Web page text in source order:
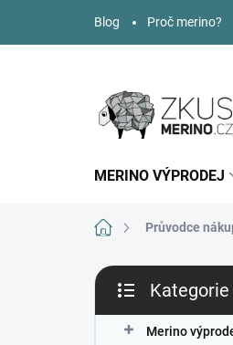
obsah
Blog Proč merino?
MERINO VÝPRODEJ
Domů Průvodce
P
s
kategorie
Kategorie
Merino